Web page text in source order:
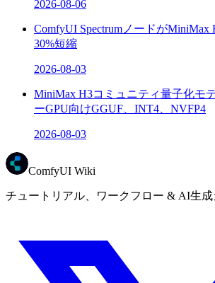
2026-08-06
ComfyUI Spectrumノードが
30%短縮
2026-08-03
MiniMax H3コミュニティ量子化モ
ーGPU向けGGUF、INT4、NVFP4
2026-08-03
ComfyUI Wiki
チュートリアル、ワークフロー & AI生成